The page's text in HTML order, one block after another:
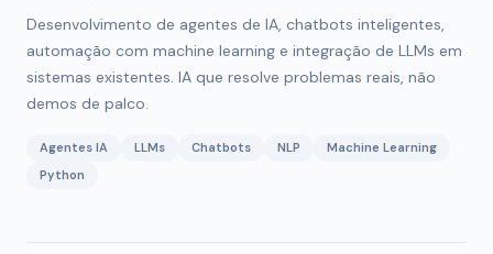
Desenvolvimento de agentes de IA, chatbots inteligentes,
automação com machine learning e integração de LLMs em
sistemas existentes. IA que resolve problemas reais, não
demos de palco.
Agentes IA LLMs Chatbots NLP
Machine Learning
Python